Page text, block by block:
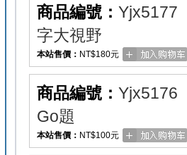
商品編號： Yjx5177
字大視野
本站售價： NT$180元
商品編號： Yjx5176
Go題
本站售價： NT$100元